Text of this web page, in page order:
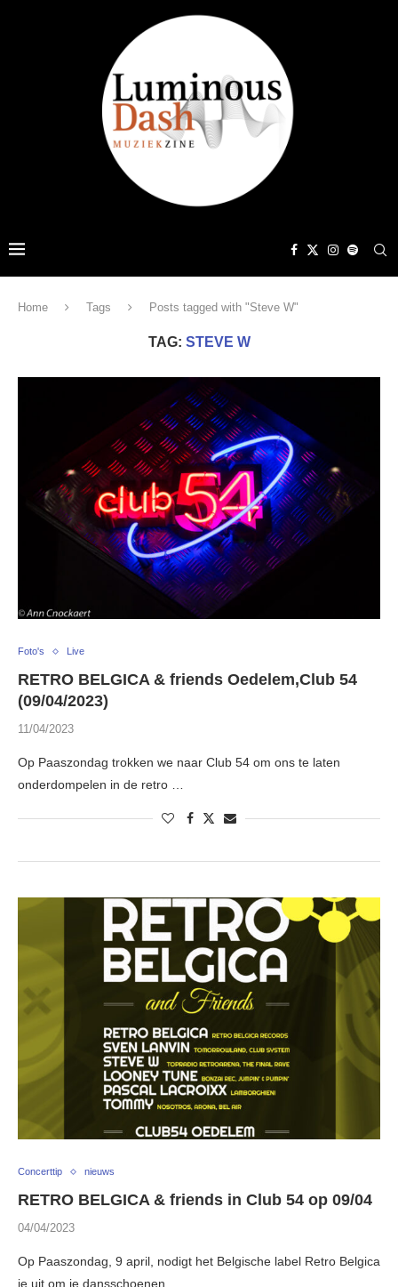
Home Tags Posts tagged with "Steve W"
TAG: STEVE W
Foto's Live
RETRO BELGICA & friends Oedelem,Club 54
(09/04/2023)
11/04/2023
Op Paaszondag trokken we naar Club 54 om ons te laten
onderdompelen in de retro …
Concerttip nieuws
RETRO BELGICA & friends in Club 54 op 09/04
04/04/2023
Op Paaszondag, 9 april, nodigt het Belgische label Retro Belgica
je uit om je dansschoenen …